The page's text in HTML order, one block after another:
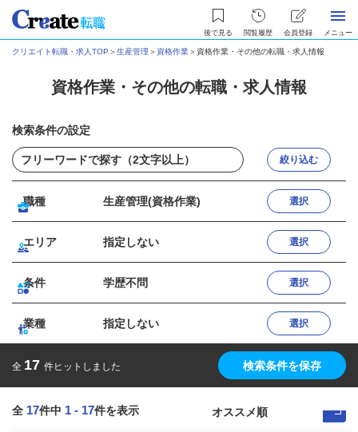
後で見る 閲覧履歴 会員登録 メニュー
クリエイト転職・求人TOP ＞生産管理 ＞ 資格作業＞ 資格作業・その他の転職・求人情報
資格作業・その他の転職・求人情報
検索条件の設定
絞り込む
職種 生産管理(資格作業) 選択
エリア 指定しない 選択
条件 学歴不問 選択
業種 指定しない 選択
全 17 件ヒットしました 検索条件を保存
全 17件中 1 - 17件を表示